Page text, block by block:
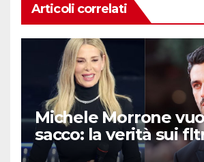
Articoli correlati
Michele Morrone
sacco: la verità sui
Belen e Marcuzzi